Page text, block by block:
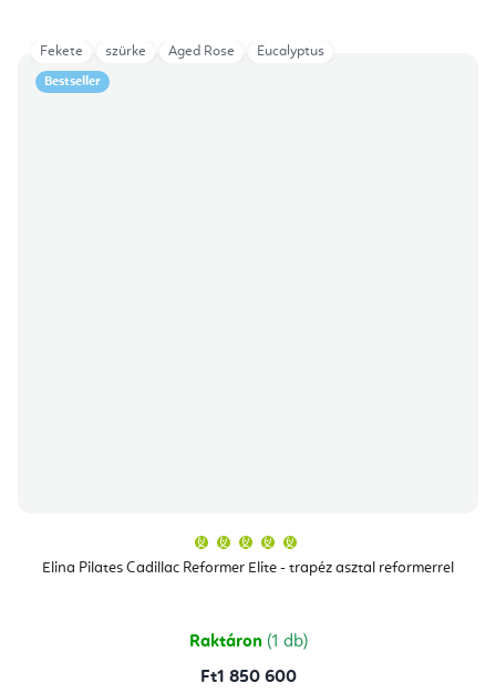
Bestseller
Elina Pilates Cadillac Reformer Elite - trapéz asztal reformerrel
átlagos
értékelése
csillag.
Raktáron (1 db)
Ft1 850 600
Fekete szürke Aged Rose Eucalyptus